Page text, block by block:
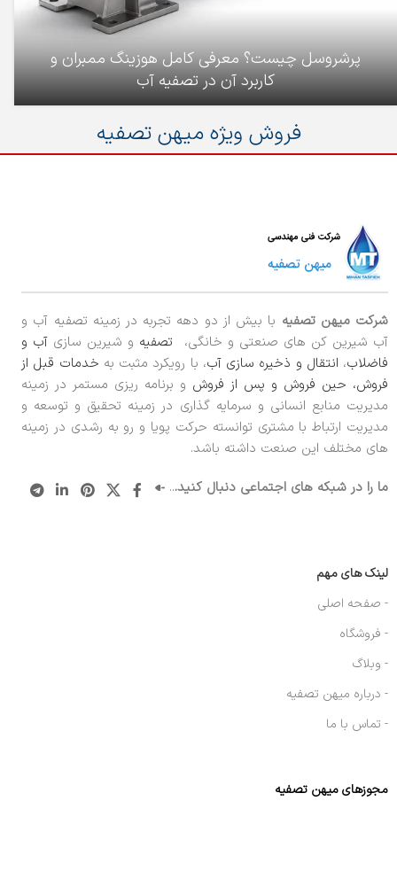
پرشروسل چیست؟ معرفی کامل هوزینگ ممبران و
کاربرد آن در تصفیه آب
فروش ویژه میهن تصفیه
شرکت میهن تصفیه با بیش از دو دهه تجربه در زمینه تصفیه آب و
آب شیرین کن های صنعتی و خانگی،
تصفیه و شیرین سازی آب و
فاضلاب، انتقال و ذخیره سازی آب، با رویکرد مثبت به خدمات قبل از
فروش، حین فروش و پس از فروش و برنامه ریزی مستمر در زمینه
مدیریت منابع انسانی و سرمایه گذاری در زمینه تحقیق و توسعه و
مدیریت ارتباط با مشتری توانسته حرکت پویا و رو به رشدی در زمینه
های مختلف این صنعت داشته باشد.
ما را در شبکه های اجتماعی دنبال کنید...
لینک های مهم
- صفحه اصلی
- فروشگاه
- وبلاگ
- درباره میهن تصفیه
- تماس با ما
مجوزهای میهن تصفیه